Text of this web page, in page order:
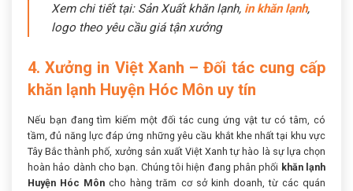
Xem chi tiết tại: Sản Xuất khăn lạnh, in khăn lạnh,
logo theo yêu cầu giá tận xưởng
4. Xưởng in Việt Xanh – Đối tác cung cấp
khăn lạnh Huyện Hóc Môn uy tín
Nếu bạn đang tìm kiếm một đối tác cung ứng vật tư có tâm, có
tầm, đủ năng lực đáp ứng những yêu cầu khắt khe nhất tại khu vực
Tây Bắc thành phố, xưởng sản xuất Việt Xanh tự hào là sự lựa chọn
hoàn hảo dành cho bạn. Chúng tôi hiện đang phân phối khăn lạnh
Huyện Hóc Môn cho hàng trăm cơ sở kinh doanh, từ các quán